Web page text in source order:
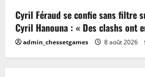
Cyril Féraud se confie sans filtre
Cyril Hanouna : « Des clashs ont
admin_chessetgames 8 août 2026